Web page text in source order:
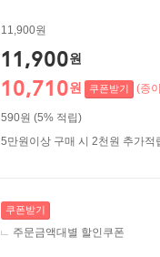
11,900원
11,900원
10,710원 쿠폰받기 (종
590원 (5% 적립)
5만원이상 구매 시 2천원 추가적
쿠폰받기
주문금액대별 할인쿠폰